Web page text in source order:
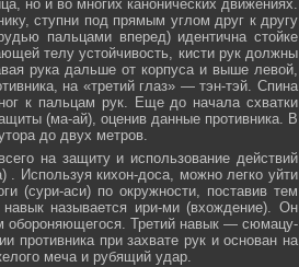
но и во многих канонических движениях.
ступни под прямым углом друг к другу
пальцами вперед) идентична стойке
телу устойчивость, кисти рук должны
рука дальше от корпуса и выше левой,
на «третий глаз» — тэн-тэй. Спина
к пальцам рук. Еще до начала схватки
(ма-ай), оценив данные противника. В
до двух метров.
на защиту и использование действий
. Используя кихон-доса, можно легко уйти
(сури-аси) по окружности, поставив тем
называется ири-ми (вхождение). Он
обороняющегося. Третий навык — сюмацу-
противника при захвате рук и основан на
меча и рубящий удар.